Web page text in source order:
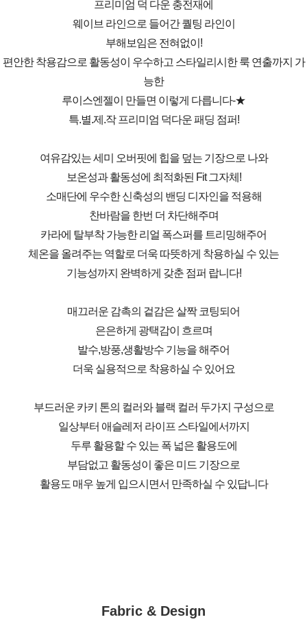
프리미엄 덕 다운 충전재에
웨이브 라인으로 들어간 퀄팅 라인이
부해보임은 전혀없이!
편안한 착용감으로 활동성이 우수하고 스타일리시한 룩 연출까지 가
능한
루이스엔젤이 만들면 이렇게 다릅니다-★
특.별.제.작 프리미엄 덕다운 패딩 점퍼!
여유감있는 세미 오버핏에 힙을 덮는 기장으로 나와
보온성과 활동성에 최적화된 Fit 그자체!
소매단에 우수한 신축성의 밴딩 디자인을 적용해
찬바람을 한번 더 차단해주며
카라에 탈부착 가능한 리얼 폭스퍼를 트리밍해주어
체온을 올려주는 역할로 더욱 따뜻하게 착용하실 수 있는
기능성까지 완벽하게 갖춘 점퍼 랍니다!
매끄러운 감촉의 겉감은 살짝 코팅되어
은은하게 광택감이 흐르며
발수,방풍,생활방수 기능을 해주어
더욱 실용적으로 착용하실 수 있어요
부드러운 카키 톤의 컬러와 블랙 컬러 두가지 구성으로
일상부터 애슬레저 라이프 스타일에서까지
두루 활용할 수 있는 폭 넓은 활용도에
부담없고 활동성이 좋은 미드 기장으로
활용도 매우 높게 입으시면서 만족하실 수 있답니다
Fabric & Design